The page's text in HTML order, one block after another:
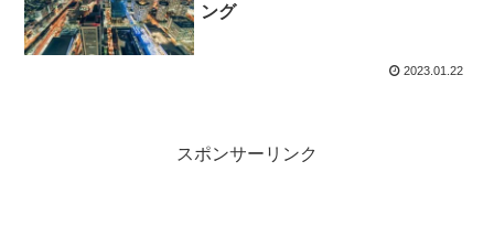
ング
2023.01.22
スポンサーリンク